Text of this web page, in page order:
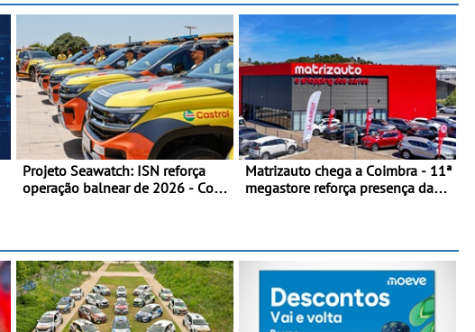
de regressar ao pódio
Projeto Seawatch: ISN reforça
operação balnear de 2026 - Com
Matrizauto chega a Coimbra - 11ª
megastore reforça presença da